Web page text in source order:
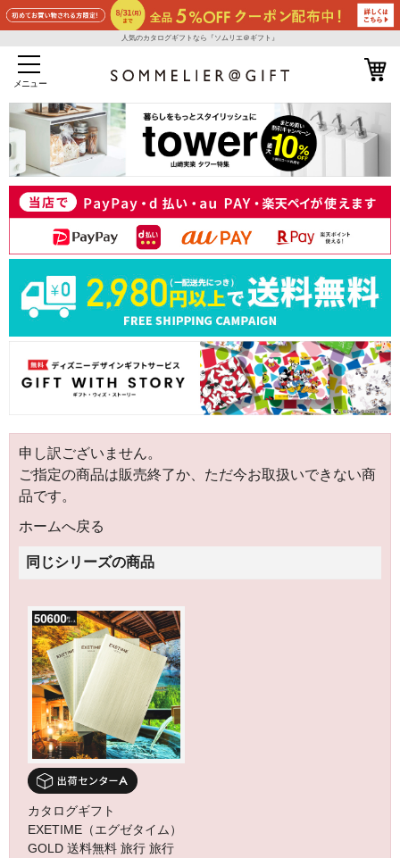
人気のカタログギフトなら『ソムリエ＠ギフト』
メニュー
申し訳ございません。
ご指定の商品は販売終了か、ただ今お取扱いできない商
品です。
ホームへ戻る
同じシリーズの商品
カタログギフト
EXETIME（エグゼタイム）
GOLD 送料無料 旅行 旅行